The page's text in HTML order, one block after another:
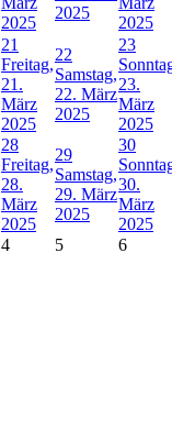
2025
2025
2025
21
Freitag,
21.
März
2025
22
Samstag,
22. März
2025
23
23.
März
2025
28
Freitag,
28.
März
2025
29
Samstag,
29. März
2025
30
30.
März
2025
4 5 6